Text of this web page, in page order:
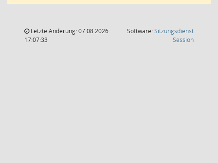
Letzte Änderung: 07.08.2026
17:07:33
Software:Sitzungsdienst
Session(Wird in